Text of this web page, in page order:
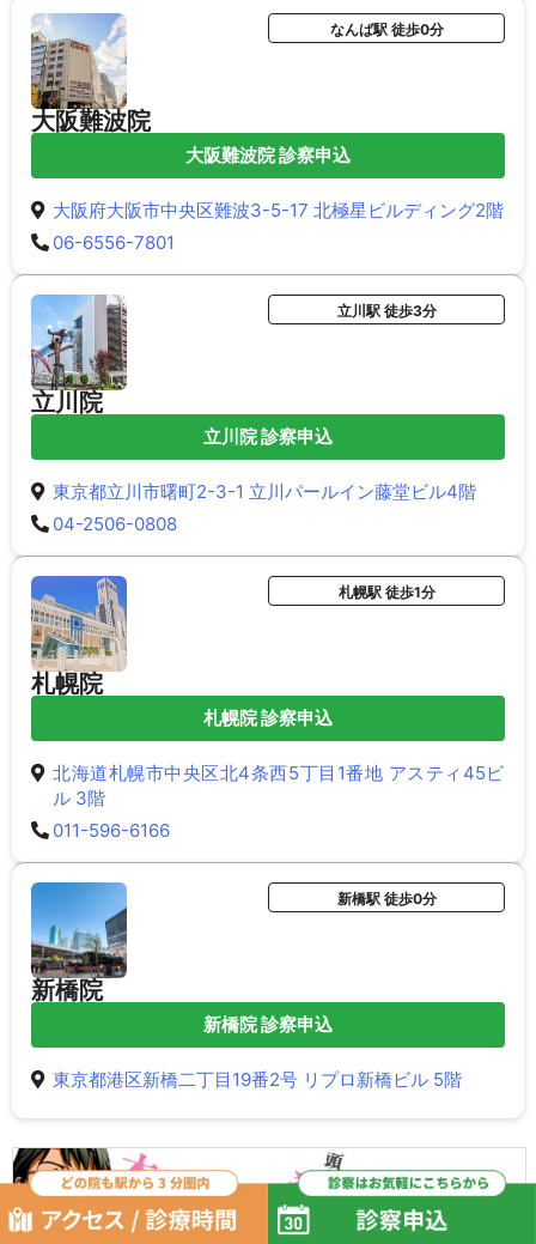
大阪難波院
なんば駅 徒歩0分
大阪難波院 診察申込
大阪府大阪市中央区難波3-5-17 北極星ビルディング2階
06-6556-7801
立川院
立川駅 徒歩3分
立川院 診察申込
東京都立川市曙町2-3-1 立川パールイン藤堂ビル4階
04-2506-0808
札幌院
札幌駅 徒歩1分
札幌院 診察申込
北海道札幌市中央区北4条西5丁目1番地 アスティ45ビ
ル 3階
011-596-6166
新橋院
新橋駅 徒歩0分
新橋院 診察申込
東京都港区新橋二丁目19番2号 リプロ新橋ビル 5階